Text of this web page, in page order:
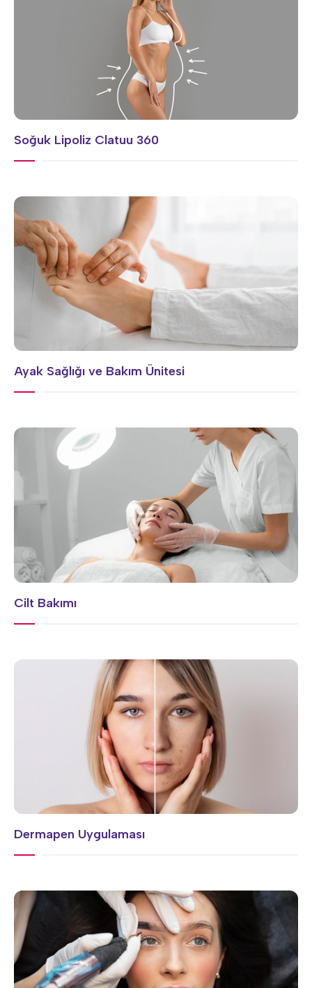
Soğuk Lipoliz Clatuu 360
Ayak Sağlığı ve Bakım Ünitesi
Cilt Bakımı
Dermapen Uygulaması